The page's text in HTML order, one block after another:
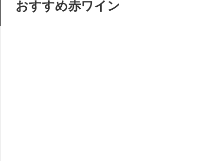
おすすめ赤ワイン